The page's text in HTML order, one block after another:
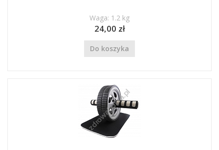
Waga: 1.2 kg
24,00 zł
Do koszyka